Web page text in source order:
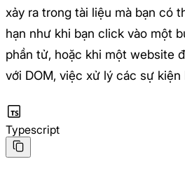
xảy ra trong tài liệu mà bạn có
hạn như khi bạn click vào một
phần tử, hoặc khi một website
với DOM, việc xử lý các sự kiện
Typescript